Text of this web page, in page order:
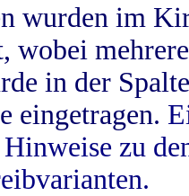
wurden im
wobei
in der
eingetragen.
zu